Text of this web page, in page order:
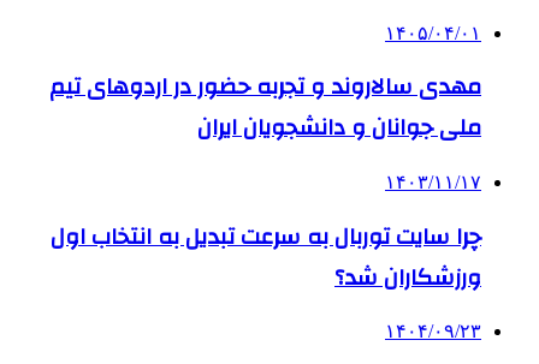
۱۴۰۵/۰۴/۰۱
مهدی سالاروند و تجربه حضور در اردوهای تیم
ملی جوانان و دانشجویان ایران
۱۴۰۳/۱۱/۱۷
چرا سایت توربال به ‌سرعت تبدیل به انتخاب اول
ورزشکاران شد؟
۱۴۰۴/۰۹/۲۳